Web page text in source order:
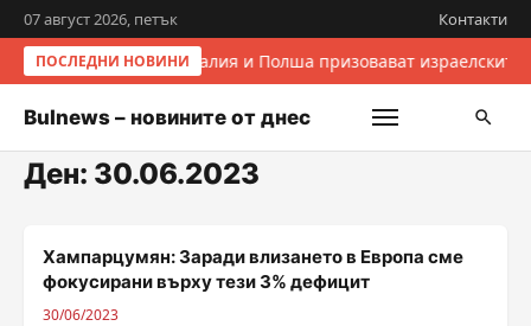
07 август 2026, петък Контакти
ПОСЛЕДНИ НОВИНИИталия и Полша призовават
Bulnews – новините от днес
Ден: 30.06.2023
Хампарцумян: Заради влизането в Европа сме
фокусирани върху тези 3% дефицит
30/06/2023